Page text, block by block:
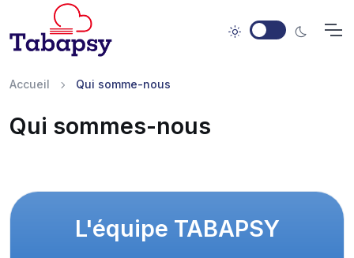
Accueil Qui somme-nous
Qui sommes-nous
L'équipe TABAPSY